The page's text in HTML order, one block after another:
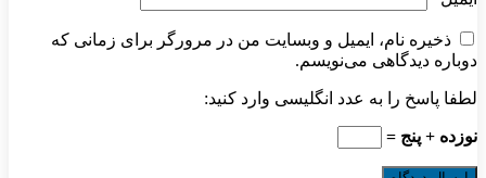
ذخیره نام، ایمیل و وبسایت من در مرورگر برای زمانی که
دوباره دیدگاهی می‌نویسم.
لطفا پاسخ را به عدد انگلیسی وارد کنید:
نوزده + پنج =